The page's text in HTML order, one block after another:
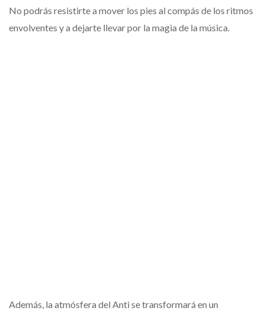
No podrás resistirte a mover los pies al compás de los ritmos
envolventes y a dejarte llevar por la magia de la música.
Además, la atmósfera del Anti se transformará en un